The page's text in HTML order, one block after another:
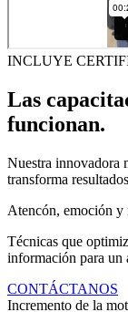
INCLUYE
Las
funcionan.
Nuestra innovadora
transforma
Atencón, emoción y
Técnicas que
información para un
CONTÁCTANOS
Incremento de la